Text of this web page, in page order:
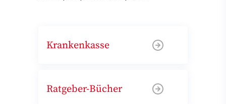
Krankenkasse
Ratgeber-Bücher